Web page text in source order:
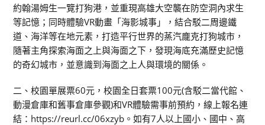
約翰湯姆生一覽打狗港，並重現高雄大空襲在防空洞內求生
等記憶；同時體驗VR動畫「海影城事」，結合駁二周邊鐵
道、海洋等在地元素，打造平行世界的蒸汽龐克打狗城市，
隨著主角探索海面之上與海面之下，發現海底充滿歷史記憶
的奇幻城市，並意識到海面之上人與環境的關係。
二、校園單展票60元，校園全日套票100元(含駁二當代館、
動漫倉庫和舊事倉庫參觀)和VR體驗需事前預約，線上報名連
結：https://reurl.cc/06xzyb。如有7人以上國小、國中、高